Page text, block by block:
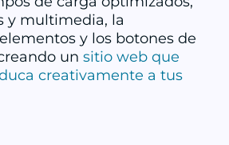
y multimedia, la
y los botones de
un sitio web que
creativamente a tus